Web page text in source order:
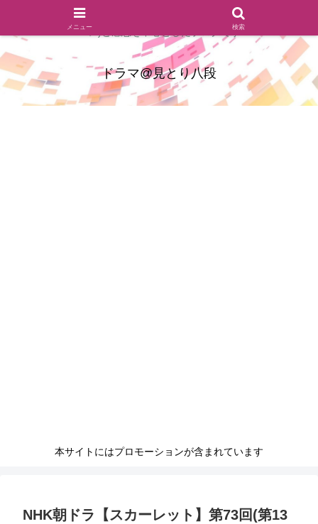
ドラマのシーンとセリフを切り取ったあらすじレビュー(復習ネタ
バレ)と感想を中心としたブログです
ドラマ@見とり八段
本サイトにはプロモーションが含まれています
NHK朝ドラ【スカーレット】第73回(第13
メニュー 検索